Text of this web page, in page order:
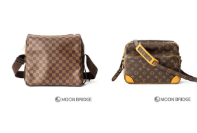
店舗案内
買取価格例一覧